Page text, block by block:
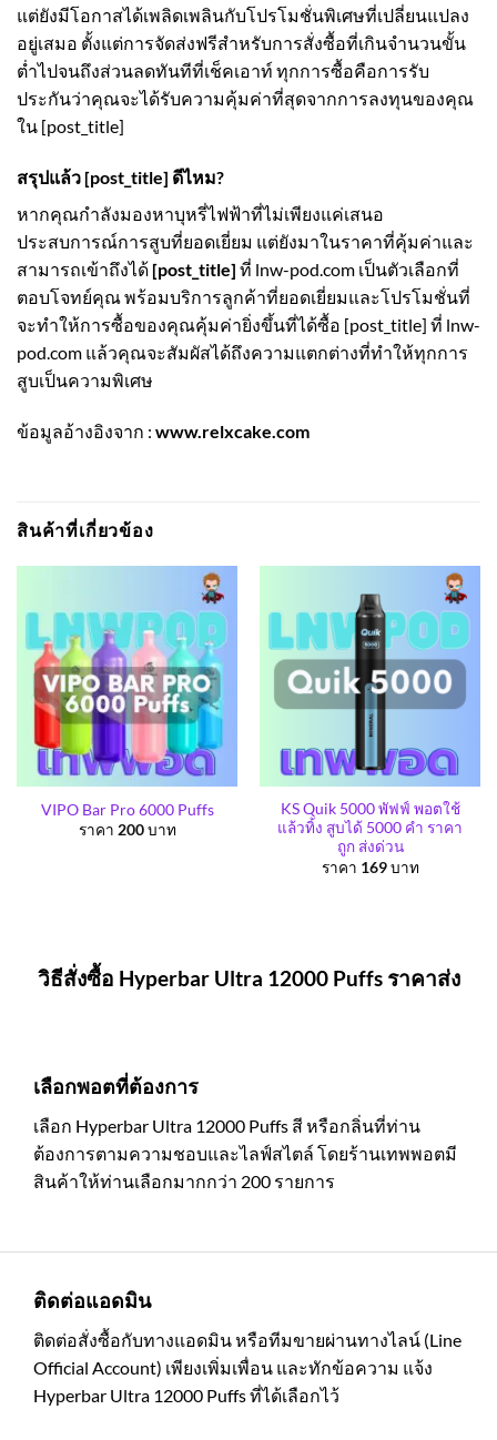
แต่ยังมีโอกาสได้เพลิดเพลินกับโปรโมชั่นพิเศษที่เปลี่ยนแปลง
อยู่เสมอ ตั้งแต่การจัดส่งฟรีสำหรับการสั่งซื้อที่เกินจำนวนขั้น
ต่ำไปจนถึงส่วนลดทันทีที่เช็คเอาท์ ทุกการซื้อคือการรับ
ประกันว่าคุณจะได้รับความคุ้มค่าที่สุดจากการลงทุนของคุณ
ใน [post_title]
สรุปแล้ว [post_title] ดีไหม?
หากคุณกำลังมองหาบุหรี่ไฟฟ้าที่ไม่เพียงแค่เสนอ
ประสบการณ์การสูบที่ยอดเยี่ยม แต่ยังมาในราคาที่คุ้มค่าและ
สามารถเข้าถึงได้ [post_title] ที่ lnw-pod.com เป็นตัวเลือกที่
ตอบโจทย์คุณ พร้อมบริการลูกค้าที่ยอดเยี่ยมและโปรโมชั่นที่
จะทำให้การซื้อของคุณคุ้มค่ายิ่งขึ้นที่ได้ซื้อ [post_title] ที่ lnw-
pod.com แล้วคุณจะสัมผัสได้ถึงความแตกต่างที่ทำให้ทุกการ
สูบเป็นความพิเศษ
ข้อมูลอ้างอิงจาก : www.relxcake.com
สินค้าที่เกี่ยวข้อง
VIPO Bar Pro 6000 Puffs
ราคา 200บาท
KS Quik 5000 พัฟฟ์ พอตใช้
แล้วทิ้ง สูบได้ 5000 คำ ราคา
ถูก ส่งด่วน
ราคา 169บาท
วิธีสั่งซื้อ Hyperbar Ultra 12000 Puffs ราคาส่ง
เลือกพอตที่ต้องการ
เลือก Hyperbar Ultra 12000 Puffs สี หรือกลิ่นที่ท่าน
ต้องการตามความชอบและไลฟ์สไตล์ โดยร้านเทพพอตมี
สินค้าให้ท่านเลือกมากกว่า 200 รายการ
ติดต่อแอดมิน
ติดต่อสั่งซื้อกับทางแอดมิน หรือทีมขายผ่านทางไลน์ (Line
Official Account) เพียงเพิ่มเพื่อน และทักข้อความ แจ้ง
Hyperbar Ultra 12000 Puffs ที่ได้เลือกไว้